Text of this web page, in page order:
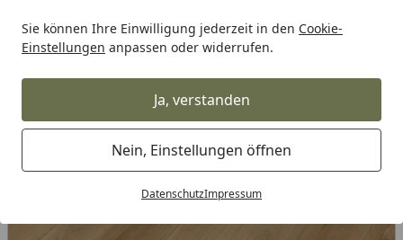
Sie können Ihre Einwilligung jederzeit in den Cookie-
Einstellungen anpassen oder widerrufen.
Ja, verstanden
Nein, Einstellungen öffnen
DatenschutzImpressum
Startseite
Meister Meister Handmuster HANDMUSTER
HANDMUSTER MeisterWerke
Designboden rigid RL 400 S Eiche
Natural Spring 7431